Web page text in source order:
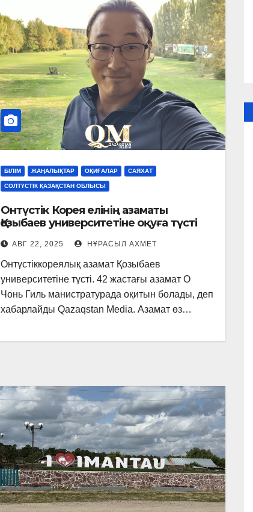
БІЛІМ ЖАҢАЛЫҚТАР ОҚИҒАЛАР САЯХАТ
СОЛТҮСТІК ҚАЗАҚСТАН ОБЛЫСЫ
Онтүстік Корея елінің азаматы
Қозыбаев университетіне оқуға түсті
АВГ 22, 2025 НҰРАСЫЛ АХМЕТ
Онтүстіккореялық азамат Қозыбаев
университетіне түсті. 42 жастағы азамат О
Чонь Гиль манистратурада оқитын болады, деп
хабарлайды Qazaqstan Media. Азамат өз…